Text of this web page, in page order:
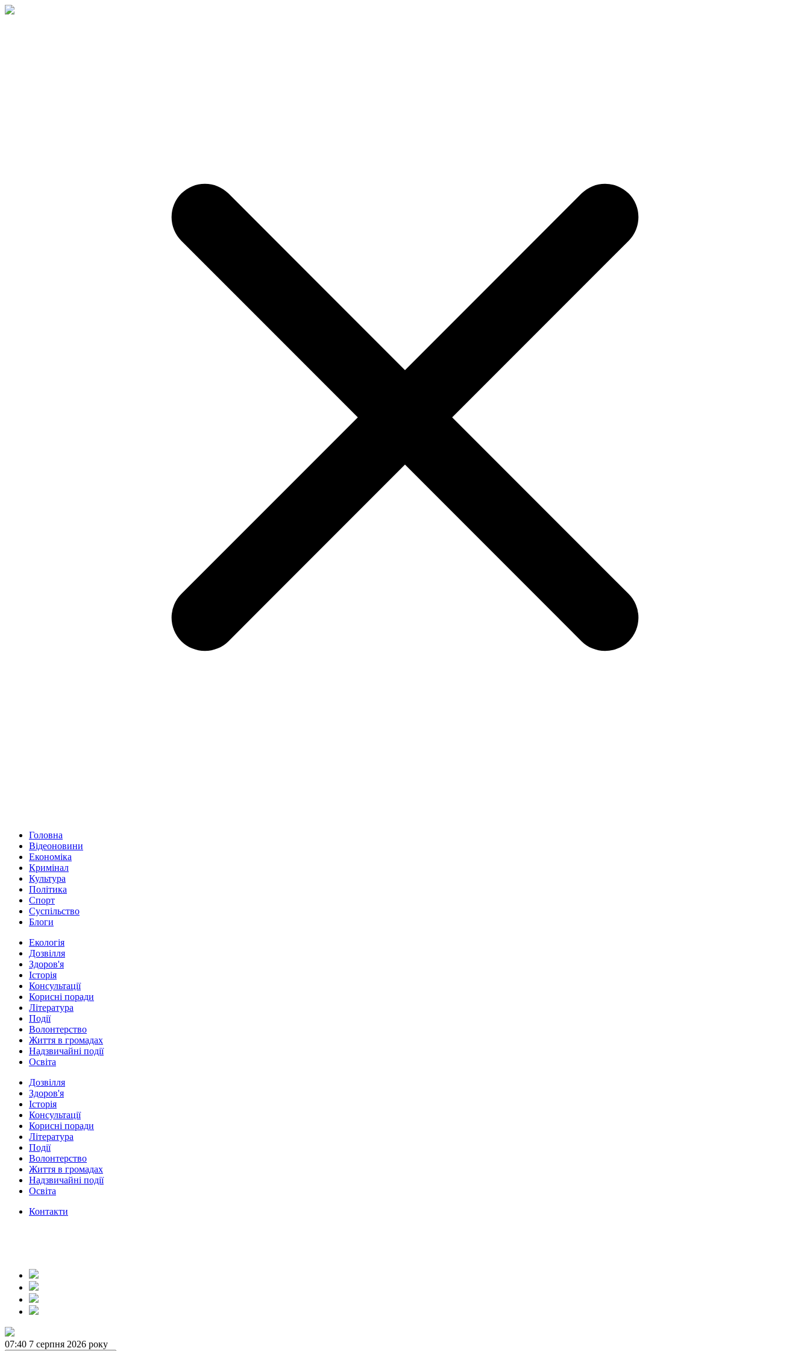
Головна
Відеоновини
Економіка
Кримінал
Культура
Політика
Спорт
Суспільство
Блоги
Екологія
Дозвілля
Здоров'я
Історія
Консультації
Корисні поради
Література
Події
Волонтерство
Життя в громадах
Надзвичайні події
Освіта
Дозвілля
Здоров'я
Історія
Консультації
Корисні поради
Література
Події
Волонтерство
Життя в громадах
Надзвичайні події
Освіта
Контакти
07:40 7 серпня 2026 року